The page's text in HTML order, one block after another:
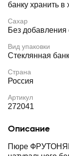
банку хранить в
Сахар
Без добавления
Вид упаковки
Стеклянная
Страна
Россия
Артикул
272041
Описание
Пюре